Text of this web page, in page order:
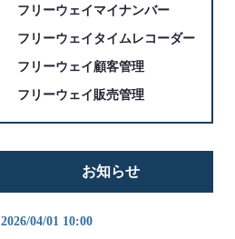
フリーウェイマイナンバー
フリーウェイタイムレコーダー
フリーウェイ顧客管理
フリーウェイ販売管理
お知らせ
2026/04/01 10:00